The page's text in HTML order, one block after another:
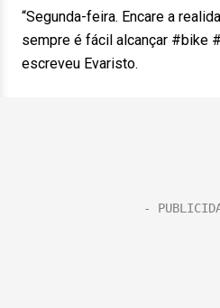
“Segunda-feira. Encare a
sempre é fácil alcançar #bike
escreveu Evaristo.